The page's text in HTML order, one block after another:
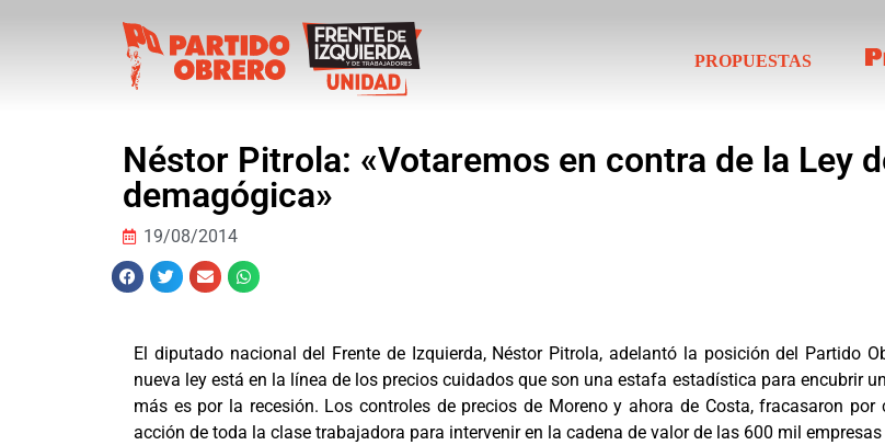
PROPUESTAS
Néstor Pitrola: «Votaremos en contra de la Ley
demagógica»
19/08/2014
El diputado nacional del Frente de Izquierda, Néstor Pitrola, adelantó la posición del Partido
nueva ley está en la línea de los precios cuidados que son una estafa estadística para encubrir
más es por la recesión. Los controles de precios de Moreno y ahora de Costa, fracasaron
acción de toda la clase trabajadora para intervenir en la cadena de valor de las 600 mil